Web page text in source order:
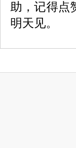
助，记得点
明天见。